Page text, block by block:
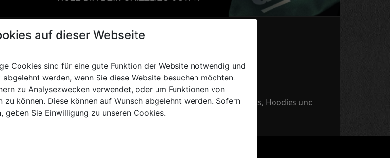
Grizzlies Fanwearbist du immer Teil des Rudels. Entdecke Shirts, Hoodies und
für Eishockey in Linz!
auf dieser Webseite
Cookies sind für eine gute Funktion der Website notwendig und
werden, wenn Sie diese Website besuchen möchten.
zu Analysezwecken verwendet, oder um Funktionen von
können. Diese können auf Wunsch abgelehnt werden. Sofern
geben Sie Einwilligung zu unseren Cookies.